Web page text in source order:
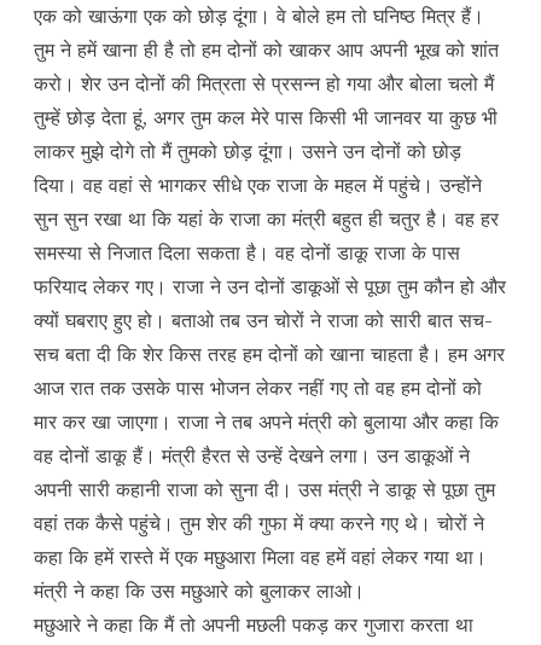
एक को खाऊंगा एक को छोड़ दूंगा। वे बोले हम तो घनिष्ठ मित्र हैं।
तुम ने हमें खाना ही है तो हम दोनों को खाकर आप अपनी भूख को शांत
करो। शेर उन दोनों की मित्रता से प्रसन्न हो गया और बोला चलो मैं
तुम्हें छोड़ देता हूं, अगर तुम कल मेरे पास किसी भी जानवर या कुछ भी
लाकर मुझे दोगे तो मैं तुमको छोड़ दूंगा। उसने उन दोनों को छोड़
दिया। वह वहां से भागकर सीधे एक राजा के महल में पहुंचे। उन्होंने
सुन सुन रखा था कि यहां के राजा का मंत्री बहुत ही चतुर है। वह हर
समस्या से निजात दिला सकता है। वह दोनों डाकू राजा के पास
फरियाद लेकर गए। राजा ने उन दोनों डाकूओं से पूछा तुम कौन हो और
क्यों घबराए हुए हो। बताओ तब उन चोरों ने राजा को सारी बात सच-
सच बता दी कि शेर किस तरह हम दोनों को खाना चाहता है। हम अगर
आज रात तक उसके पास भोजन लेकर नहीं गए तो वह हम दोनों को
मार कर खा जाएगा। राजा ने तब अपने मंत्री को बुलाया और कहा कि
वह दोनों डाकू हैं। मंत्री हैरत से उन्हें देखने लगा। उन डाकूओं ने
अपनी सारी कहानी राजा को सुना दी। उस मंत्री ने डाकू से पूछा तुम
वहां तक कैसे पहुंचे। तुम शेर की गुफा में क्या करने गए थे। चोरों ने
कहा कि हमें रास्ते में एक मछुआरा मिला वह हमें वहां लेकर गया था।
मंत्री ने कहा कि उस मछुआरे को बुलाकर लाओ।
मछुआरे ने कहा कि मैं तो अपनी मछली पकड़ कर गुजारा करता था